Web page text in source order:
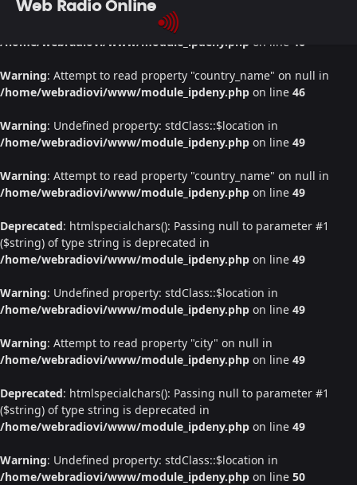
: Undefined property: stdClass::$location in
/home/webradiovi/www/module_ipdeny.php on line 46
Warning: Attempt to read property "country_name" on null in
/home/webradiovi/www/module_ipdeny.php on line 46
Warning: Undefined property: stdClass::$location in
/home/webradiovi/www/module_ipdeny.php on line 49
Warning: Attempt to read property "country_name" on null in
/home/webradiovi/www/module_ipdeny.php on line 49
Deprecated: htmlspecialchars(): Passing null to parameter #1
($string) of type string is deprecated in
/home/webradiovi/www/module_ipdeny.php on line 49
Warning: Undefined property: stdClass::$location in
/home/webradiovi/www/module_ipdeny.php on line 49
Warning: Attempt to read property "city" on null in
/home/webradiovi/www/module_ipdeny.php on line 49
Deprecated: htmlspecialchars(): Passing null to parameter #1
($string) of type string is deprecated in
/home/webradiovi/www/module_ipdeny.php on line 49
Warning: Undefined property: stdClass::$location in
/home/webradiovi/www/module_ipdeny.php on line 50
Web Radio Online